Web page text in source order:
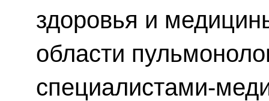
здоровья и
области
специалистами-